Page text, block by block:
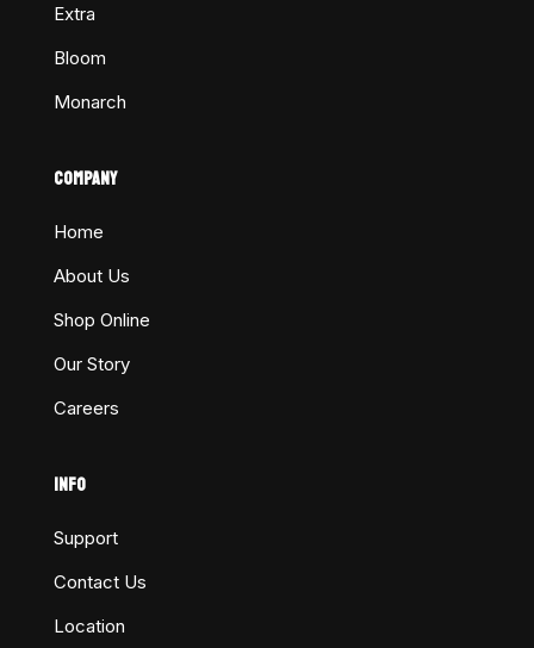
Extra
Bloom
Monarch
COMPANY
Home
About Us
Shop Online
Our Story
Careers
INFO
Support
Contact Us
Location